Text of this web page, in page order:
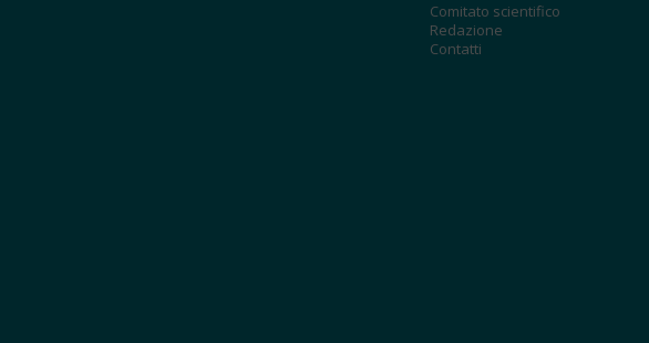
Comitato scientifico
Redazione
Contatti